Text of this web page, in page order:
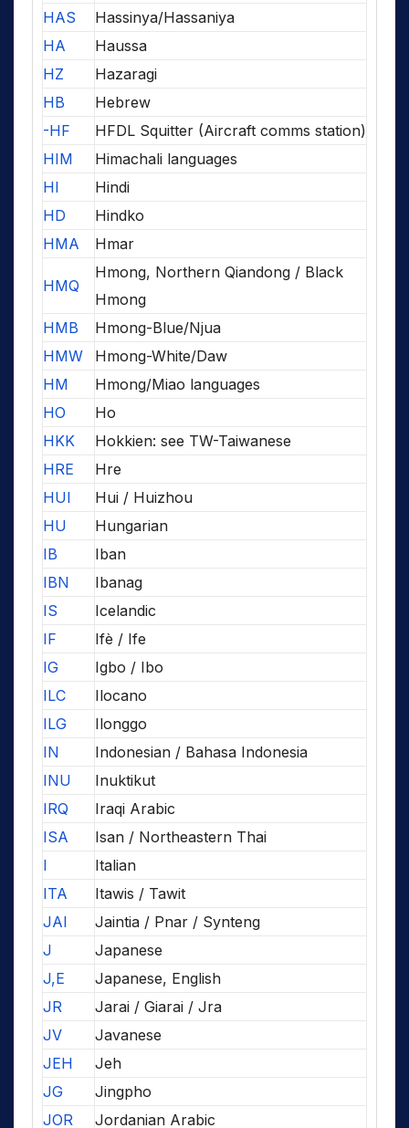
HAS
Hassinya/Hassaniya
HA
Haussa
HZ
Hazaragi
HB
Hebrew
-HF
HFDL Squitter (Aircraft comms station)
HIM
Himachali languages
HI
Hindi
HD
Hindko
HMA
Hmar
HMQ
Hmong, Northern Qiandong / Black
Hmong
HMB
Hmong-Blue/Njua
HMW
Hmong-White/Daw
HM
Hmong/Miao languages
HO
Ho
HKK
Hokkien: see TW-Taiwanese
HRE
Hre
HUI
Hui / Huizhou
HU
Hungarian
IB
Iban
IBN
Ibanag
IS
Icelandic
IF
Ifè / Ife
IG
Igbo / Ibo
ILC
Ilocano
ILG
Ilonggo
IN
Indonesian / Bahasa Indonesia
INU
Inuktikut
IRQ
Iraqi Arabic
ISA
Isan / Northeastern Thai
I
Italian
ITA
Itawis / Tawit
JAI
Jaintia / Pnar / Synteng
J
Japanese
J,E
Japanese, English
JR
Jarai / Giarai / Jra
JV
Javanese
JEH
Jeh
JG
Jingpho
JOR
Jordanian Arabic